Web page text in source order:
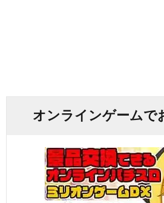
オンラインゲームで